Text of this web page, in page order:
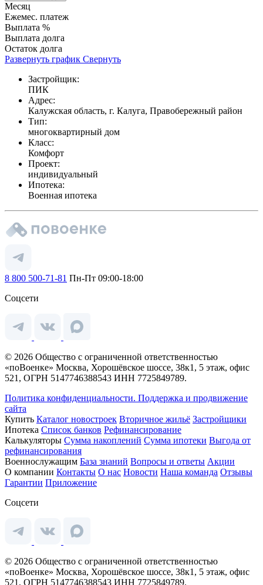
Месяц
Ежемес. платеж
Выплата %
Выплата долга
Остаток долга
Развернуть график Свернуть
Застройщик:
ПИК
Адрес:
Калужская область, г. Калуга, Правобережный район
Тип:
многоквартирный дом
Класс:
Комфорт
Проект:
индивидуальный
Ипотека:
Военная ипотека
8 800 500-71-81 Пн-Пт 09:00-18:00
Соцсети
© 2026 Общество с ограниченной ответственностью
«поВоенке» Москва, Хорошёвское шоссе, 38к1, 5 этаж, офис
521, ОГРН 5147746388543 ИНН 7725849789.
Политика конфиденциальности. Поддержка и продвижение
сайта
Купить Каталог новостроек Вторичное жильё Застройщики
Ипотека Список банков Рефинансирование
Калькуляторы Сумма накоплений Сумма ипотеки Выгода от
рефинансирования
Военнослужащим База знаний Вопросы и ответы Акции
О компании Контакты О нас Новости Наша команда Отзывы
Гарантии Приложение
Соцсети
© 2026 Общество с ограниченной ответственностью
«поВоенке» Москва, Хорошёвское шоссе, 38к1, 5 этаж, офис
521, ОГРН 5147746388543 ИНН 7725849789.